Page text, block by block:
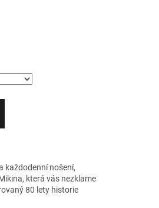
každodenní nošení,
která vás nezklame
80 lety historie